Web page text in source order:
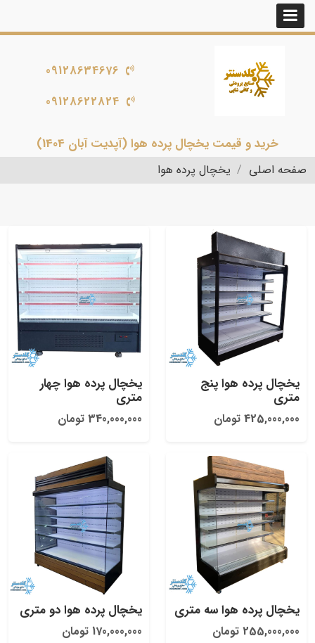
خرید و قیمت یخچال پرده هوا (آپدیت آبان 1404)
09128634676
09128622824
صفحه اصلی یخچال پرده هوا
یخچال پرده هوا پنج
متری
425,000,000 تومان
یخچال پرده هوا چهار
متری
340,000,000 تومان
یخچال پرده هوا سه متری
255,000,000 تومان
یخچال پرده هوا دو متری
170,000,000 تومان